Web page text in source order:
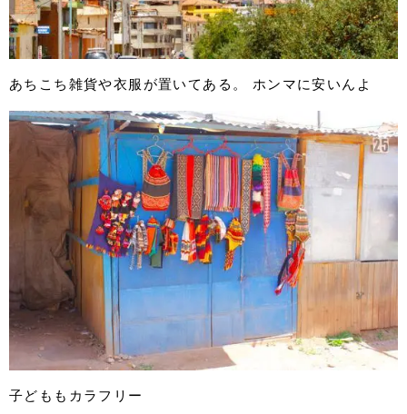
あちこち雑貨や衣服が置いてある。 ホンマに安いんよ
子どももカラフリー